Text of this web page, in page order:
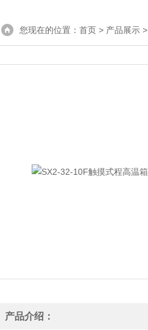
您现在的位置： 首页 > 产品展示 >
产品介绍：